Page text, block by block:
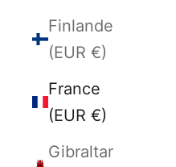
Finlande
(EUR €)
France
(EUR €)
Gibraltar